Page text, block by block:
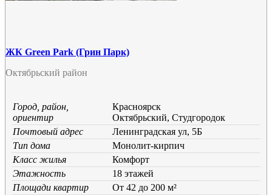
ЖК Green Park (Грин Парк)
Октябрьский район
Город, район,
ориентир
Красноярск
Октябрьский, Студгородок
Почтовый адрес
Ленинградская ул, 5Б
Тип дома
Монолит-кирпич
Класс жилья
Комфорт
Этажность
18 этажей
Площади квартир
От 42 до 200 м²